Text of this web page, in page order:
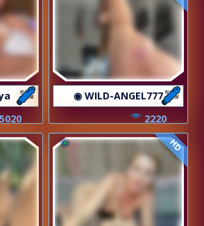
5020
◉ WILD-ANGEL777
2220
HD